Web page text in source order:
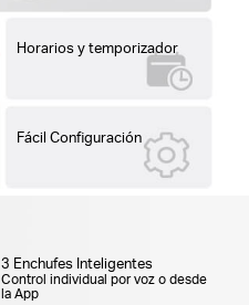
Horarios y temporizador
Fácil Configuración
3 Enchufes Inteligentes
Control individual por voz o desde
la App